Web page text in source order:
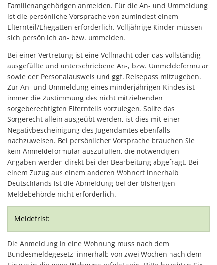
Familienangehörigen anmelden. Für die An- und Ummeldung
ist die persönliche Vorsprache von zumindest einem
Elternteil/Ehegatten erforderlich. Volljährige Kinder müssen
sich persönlich an- bzw. ummelden.
Bei einer Vertretung ist eine Vollmacht oder das vollständig
ausgefüllte und unterschriebene An-, bzw. Ummeldeformular
sowie der Personalausweis und ggf. Reisepass mitzugeben.
Zur An- und Ummeldung eines minderjährigen Kindes ist
immer die Zustimmung des nicht mitziehenden
sorgeberechtigten Elternteils vorzulegen. Sollte das
Sorgerecht allein ausgeübt werden, ist dies mit einer
Negativbescheinigung des Jugendamtes ebenfalls
nachzuweisen. Bei persönlicher Vorsprache brauchen Sie
kein Anmeldeformular auszufüllen, die notwendigen
Angaben werden direkt bei der Bearbeitung abgefragt. Bei
einem Zuzug aus einem anderen Wohnort innerhalb
Deutschlands ist die Abmeldung bei der bisherigen
Meldebehörde nicht erforderlich.
Meldefrist:
Die Anmeldung in eine Wohnung muss nach dem
Bundesmeldegesetz innerhalb von zwei Wochen nach dem